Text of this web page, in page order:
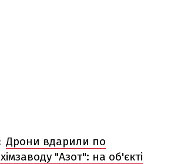
Дрони вдарили по
"Азот": на об'єкті